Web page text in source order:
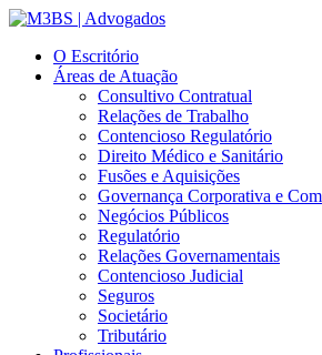
O Escritório
Áreas de Atuação
Consultivo Contratual
Relações de Trabalho
Contencioso Regulatório
Direito Médico e Sanitário
Fusões e Aquisições
Governança Corporativa e
Negócios Públicos
Regulatório
Relações Governamentais
Contencioso Judicial
Seguros
Societário
Tributário